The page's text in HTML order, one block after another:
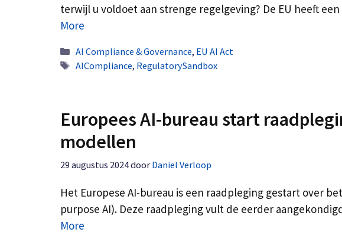
terwijl u voldoet aan strenge regelgeving? De EU heeft
More
Categorieën
AI Compliance & Governance, EU AI Act
Tags
AICompliance, RegulatorySandbox
Europees AI-bureau start
modellen
29 augustus 2024door Daniel Verloop
Het Europese AI-bureau is een raadpleging gestart over
purpose AI). Deze raadpleging vult de eerder
More